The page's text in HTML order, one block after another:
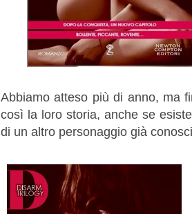
Abbiamo atteso più di anno, ma
così la loro storia, anche se
di un altro personaggio già